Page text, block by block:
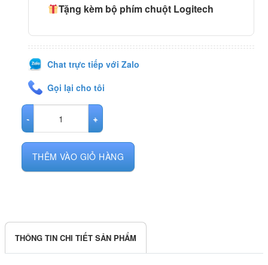
Tặng kèm bộ phím chuột Logitech
Chat trực tiếp với Zalo
Gọi lại cho tôi
PC Văn Phòng AMZ03 | I5_7500 / RAM 8GB / SSD 128G + HDD
THÊM VÀO GIỎ HÀNG
THÔNG TIN CHI TIẾT SẢN PHẨM